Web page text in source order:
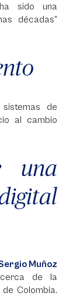
sido una
décadas”
de
al cambio
una
Muñoz
de la
Colombia.